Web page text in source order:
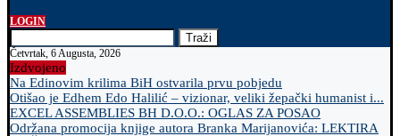
LOGIN
Traži
Četvrtak, 6 Augusta, 2026
Izdvojeno
Na Edinovim krilima BiH ostvarila prvu pobjedu
Otišao je Edhem Edo Halilić – vizionar, veliki žepački humanist i...
EXCEL ASSEMBLIES BH D.O.O.: OGLAS ZA POSAO
Održana promocija knjige autora Branka Marijanovića: LEKTIRA